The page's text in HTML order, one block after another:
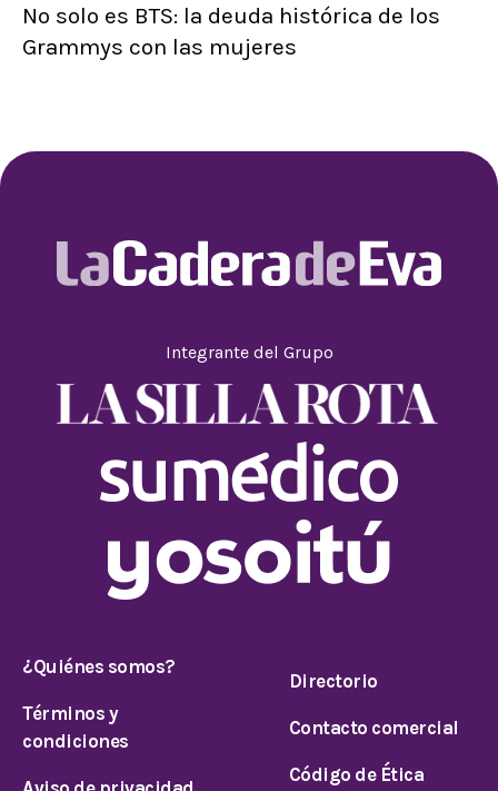
No solo es BTS: la deuda histórica de los
Grammys con las mujeres
Integrante del Grupo
¿Quiénes somos?
Términos y
condiciones
Directorio
Contacto comercial
Código de Ética